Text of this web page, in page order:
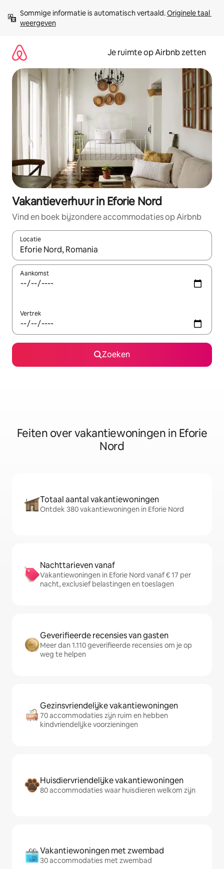
direct
naar
Sommige informatie is automatisch vertaald. Originele taal
weergeven
Je ruimte op Airbnb zetten
Vakantieverhuur in Eforie Nord
Vind en boek bijzondere accommodaties op Airbnb
Locatie
Wanneer er suggesties beschikbaar zijn, maak je een keuze
Aankomst
Vertrek
Zoeken
Feiten over vakantiewoningen in Eforie
Nord
Totaal aantal vakantiewoningen
Ontdek 380 vakantiewoningen in Eforie Nord
Nachttarieven vanaf
Vakantiewoningen in Eforie Nord vanaf € 17 per
nacht, exclusief belastingen en toeslagen
Geverifieerde recensies van gasten
Meer dan 1.110 geverifieerde recensies om je op
weg te helpen
Gezinsvriendelijke vakantiewoningen
70 accommodaties zijn ruim en hebben
kindvriendelijke voorzieningen
Huisdiervriendelijke vakantiewoningen
80 accommodaties waar huisdieren welkom zijn
Vakantiewoningen met zwembad
30 accommodaties met zwembad